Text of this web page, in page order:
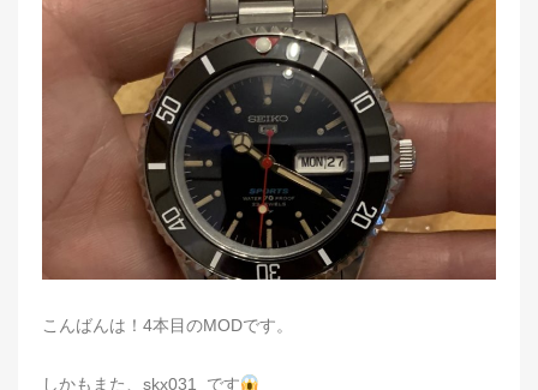
こんばんは！4本目のMODです。
しかもまた、skx031 です